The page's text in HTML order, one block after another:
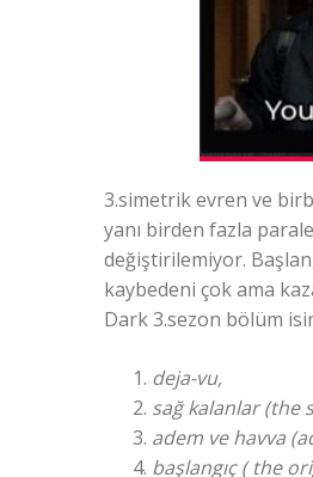
3.simetrik evren ve
yanı birden fazla
değiştirilemiyor.
kaybedeni çok ama
Dark 3.sezon bölüm
deja-vu,
sağ kalanlar (the
adem ve havva
başlangıç ( the